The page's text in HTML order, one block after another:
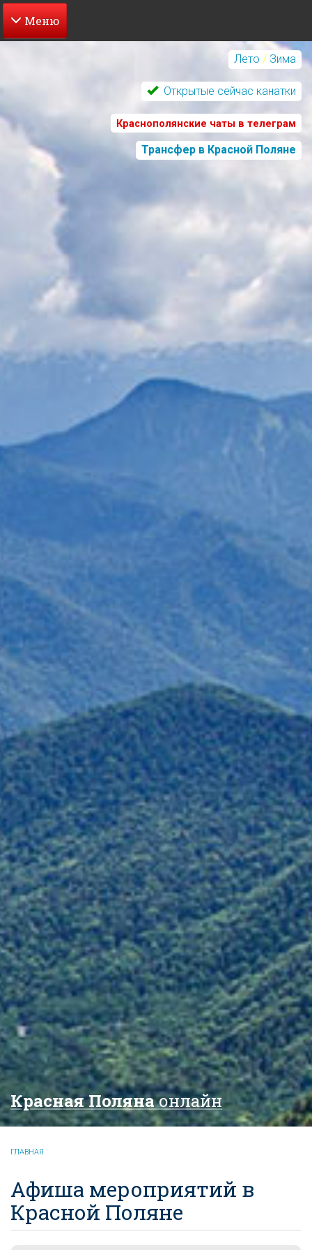
Перейти
содержанию
Лето / Зима
Открытые сейчас канатки
Краснополянские чаты в телеграм
Трансфер в Красной Поляне
Красная Полянаонлайн
ГЛАВНАЯ
Афиша мероприятий в
Красной Поляне